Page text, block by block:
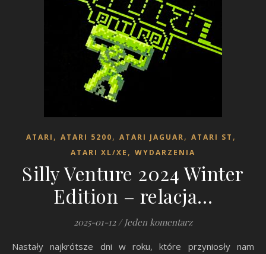
ATARI , ATARI 5200, ATARI JAGUAR, ATARI ST ,
ATARI XL/XE , WYDARZENIA
Silly Venture 2024 Winter
Edition – relacja…
2025-01-12 / Jeden komentarz
Nastały najkrótsze dni w roku, które przyniosły nam